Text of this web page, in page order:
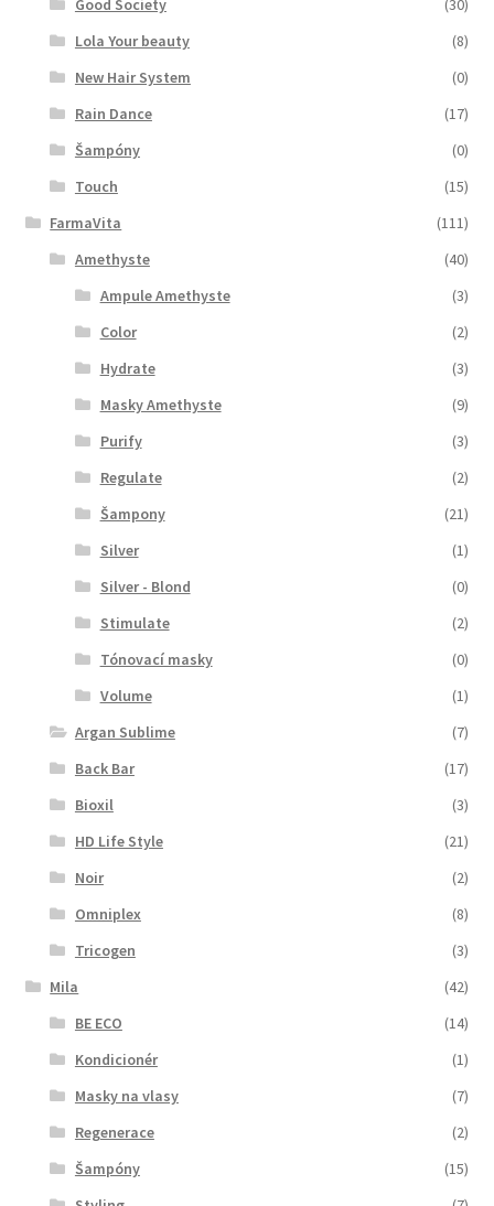
Good Society
(30)
Lola Your beauty
(8)
New Hair System
(0)
Rain Dance
(17)
Šampóny
(0)
Touch
(15)
FarmaVita
(111)
Amethyste
(40)
Ampule Amethyste
(3)
Color
(2)
Hydrate
(3)
Masky Amethyste
(9)
Purify
(3)
Regulate
(2)
Šampony
(21)
Silver
(1)
Silver - Blond
(0)
Stimulate
(2)
Tónovací masky
(0)
Volume
(1)
Argan Sublime
(7)
Back Bar
(17)
Bioxil
(3)
HD Life Style
(21)
Noir
(2)
Omniplex
(8)
Tricogen
(3)
Mila
(42)
BE ECO
(14)
Kondicionér
(1)
Masky na vlasy
(7)
Regenerace
(2)
Šampóny
(15)